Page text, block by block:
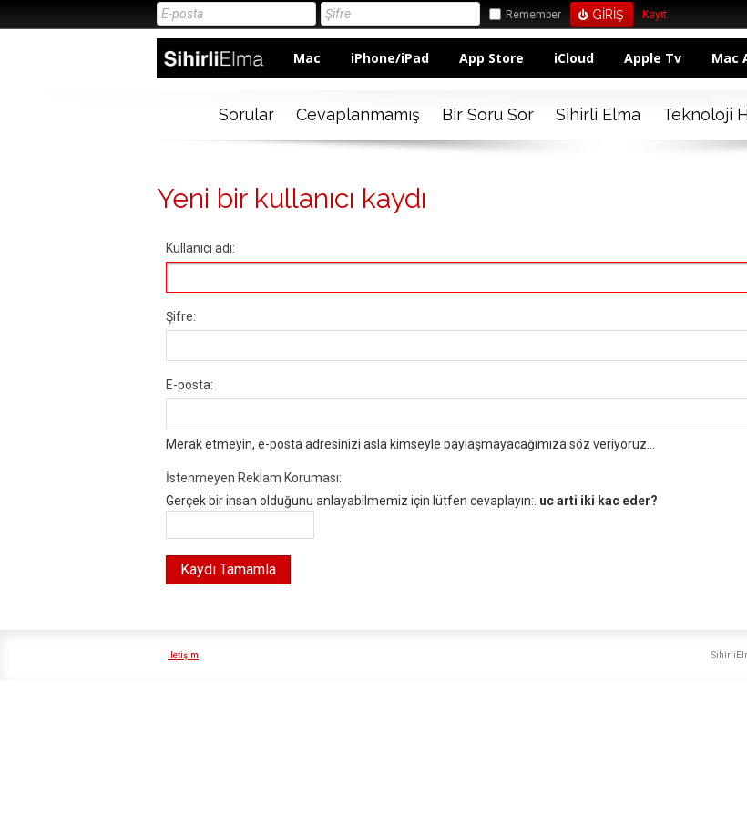
Remember Kayıt
Mac iPhone/iPad App Store iCloud Apple Tv Mac
Sorular Cevaplanmamış Bir Soru Sor Sihirli Elma Teknoloji
Yeni bir kullanıcı kaydı
Kullanıcı adı:
Şifre:
E-posta:
Merak etmeyin, e-posta adresinizi asla kimseyle paylaşmayacağımıza söz veriyoruz...
İstenmeyen Reklam Koruması:
Gerçek bir insan olduğunu anlayabilmemiz için lütfen cevaplayın:. uc arti iki kac eder?
İletişim